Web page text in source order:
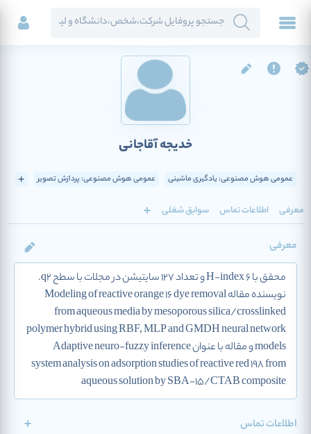
خدیجه آقاجانی
عمومی هوش مصنوعی: یادگیری ماشینی عمومی هوش مصنوعی: پردازش تصویر
معرفی اطلاعات تماس سوابق شغلی
معرفی
محقق با H-index 6 و تعداد 127 سایتیشن در مجلات با سطح q2.
نویسنده مقاله Modeling of reactive orange 16 dye removal
from aqueous media by mesoporous silica/crosslinked
polymer hybrid using RBF, MLP and GMDH neural network
models و مقاله با عنوان Adaptive neuro-fuzzy inference
system analysis on adsorption studies of reactive red 198 from
aqueous solution by SBA-15/CTAB composite
اطلاعات تماس